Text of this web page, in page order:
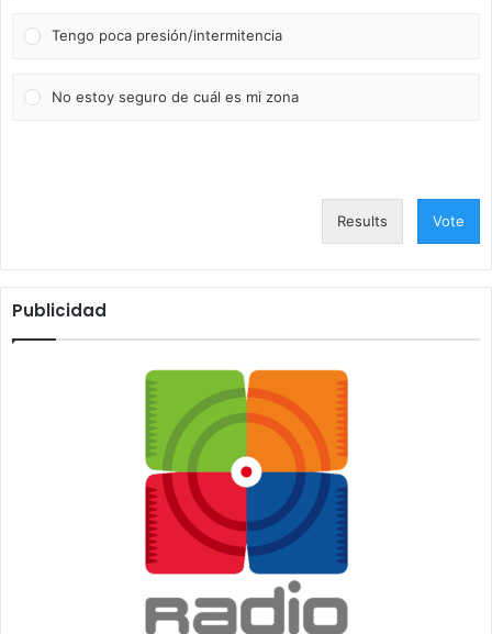
Tengo poca presión/intermitencia
No estoy seguro de cuál es mi zona
Results Vote
Publicidad